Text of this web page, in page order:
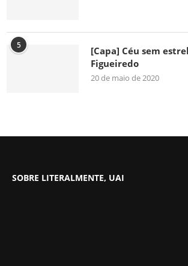
5
[Capa] Céu sem
Figueiredo
20 de maio de 2020
SOBRE LITERALMENTE, UAI